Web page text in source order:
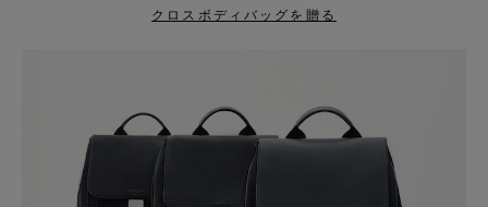
クロスボディバッグを贈る